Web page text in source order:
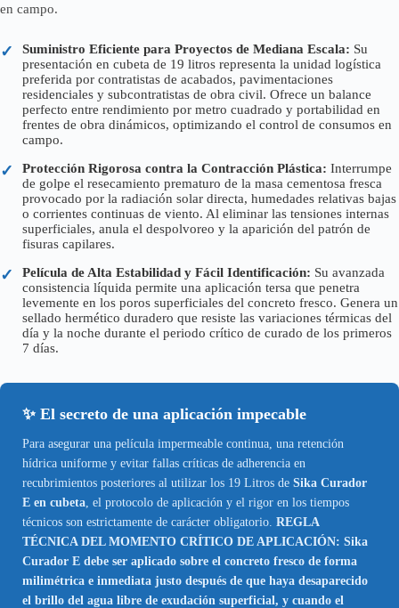
en campo.
✓ Suministro Eficiente para Proyectos de Mediana Escala: Su
presentación en cubeta de 19 litros representa la unidad logística
preferida por contratistas de acabados, pavimentaciones
residenciales y subcontratistas de obra civil. Ofrece un balance
perfecto entre rendimiento por metro cuadrado y portabilidad en
frentes de obra dinámicos, optimizando el control de consumos en
campo.
✓ Protección Rigorosa contra la Contracción Plástica: Interrumpe
de golpe el resecamiento prematuro de la masa cementosa fresca
provocado por la radiación solar directa, humedades relativas bajas
o corrientes continuas de viento. Al eliminar las tensiones internas
superficiales, anula el despolvoreo y la aparición del patrón de
fisuras capilares.
✓ Película de Alta Estabilidad y Fácil Identificación: Su avanzada
consistencia líquida permite una aplicación tersa que penetra
levemente en los poros superficiales del concreto fresco. Genera un
sellado hermético duradero que resiste las variaciones térmicas del
día y la noche durante el periodo crítico de curado de los primeros
7 días.
✨ El secreto de una aplicación impecable
Para asegurar una película impermeable continua, una retención
hídrica uniforme y evitar fallas críticas de adherencia en
recubrimientos posteriores al utilizar los 19 Litros de Sika Curador
E en cubeta , el protocolo de aplicación y el rigor en los tiempos
técnicos son estrictamente de carácter obligatorio. REGLA
TÉCNICA DEL MOMENTO CRÍTICO DE APLICACIÓN: Sika
Curador E debe ser aplicado sobre el concreto fresco de forma
milimétrica e inmediata justo después de que haya desaparecido
el brillo del agua libre de exudación superficial, y cuando el